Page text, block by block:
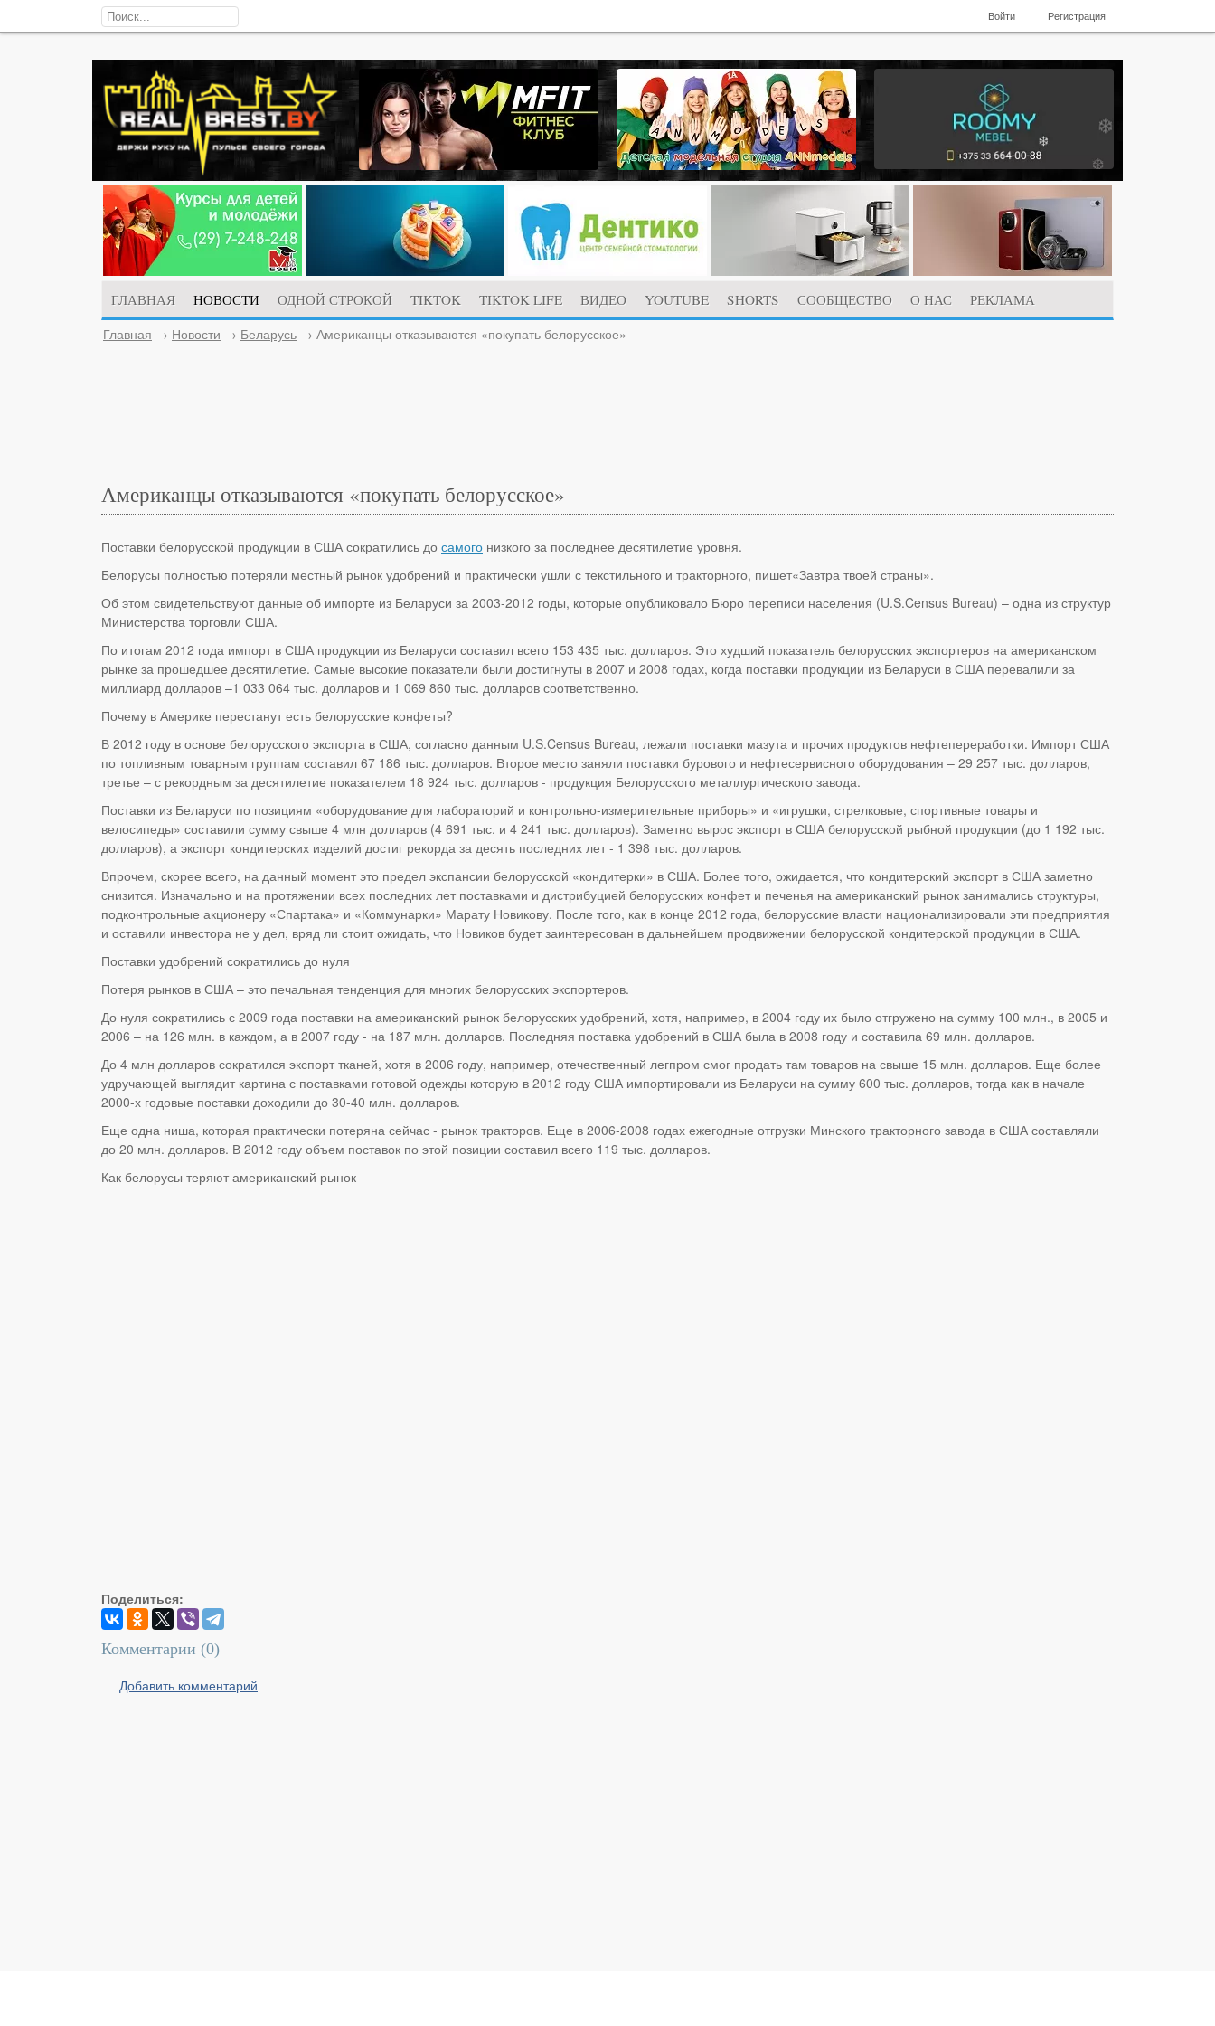
Войти Регистрация
ГЛАВНАЯ НОВОСТИ ОДНОЙ СТРОКОЙ TIKTOK TIKTOK LIFE ВИДЕО YOUTUBE SHORTS СООБЩЕСТВО О НАС
РЕКЛАМА
Главная → Новости → Беларусь → Американцы отказываются «покупать белорусское»
Американцы отказываются «покупать белорусское»
Поставки белорусской продукции в США сократились до самого низкого за последнее десятилетие уровня.
Белорусы полностью потеряли местный рынок удобрений и практически ушли с текстильного и тракторного, пишет«Завтра твоей страны».
Об этом свидетельствуют данные об импорте из Беларуси за 2003-2012 годы, которые опубликовало Бюро переписи населения (U.S.Census Bureau) – одна из структур
Министерства торговли США.
По итогам 2012 года импорт в США продукции из Беларуси составил всего 153 435 тыс. долларов. Это худший показатель белорусских экспортеров на американском
рынке за прошедшее десятилетие. Самые высокие показатели были достигнуты в 2007 и 2008 годах, когда поставки продукции из Беларуси в США перевалили за
миллиард долларов –1 033 064 тыс. долларов и 1 069 860 тыс. долларов соответственно.
Почему в Америке перестанут есть белорусские конфеты?
В 2012 году в основе белорусского экспорта в США, согласно данным U.S.Census Bureau, лежали поставки мазута и прочих продуктов нефтепереработки. Импорт США
по топливным товарным группам составил 67 186 тыс. долларов. Второе место заняли поставки бурового и нефтесервисного оборудования – 29 257 тыс. долларов,
третье – с рекордным за десятилетие показателем 18 924 тыс. долларов - продукция Белорусского металлургического завода.
Поставки из Беларуси по позициям «оборудование для лабораторий и контрольно-измерительные приборы» и «игрушки, стрелковые, спортивные товары и
велосипеды» составили сумму свыше 4 млн долларов (4 691 тыс. и 4 241 тыс. долларов). Заметно вырос экспорт в США белорусской рыбной продукции (до 1 192 тыс.
долларов), а экспорт кондитерских изделий достиг рекорда за десять последних лет - 1 398 тыс. долларов.
Впрочем, скорее всего, на данный момент это предел экспансии белорусской «кондитерки» в США. Более того, ожидается, что кондитерский экспорт в США заметно
снизится. Изначально и на протяжении всех последних лет поставками и дистрибуцией белорусских конфет и печенья на американский рынок занимались структуры,
подконтрольные акционеру «Спартака» и «Коммунарки» Марату Новикову. После того, как в конце 2012 года, белорусские власти национализировали эти предприятия
и оставили инвестора не у дел, вряд ли стоит ожидать, что Новиков будет заинтересован в дальнейшем продвижении белорусской кондитерской продукции в США.
Поставки удобрений сократились до нуля
Потеря рынков в США – это печальная тенденция для многих белорусских экспортеров.
До нуля сократились с 2009 года поставки на американский рынок белорусских удобрений, хотя, например, в 2004 году их было отгружено на сумму 100 млн., в 2005 и
2006 – на 126 млн. в каждом, а в 2007 году - на 187 млн. долларов. Последняя поставка удобрений в США была в 2008 году и составила 69 млн. долларов.
До 4 млн долларов сократился экспорт тканей, хотя в 2006 году, например, отечественный легпром смог продать там товаров на свыше 15 млн. долларов. Еще более
удручающей выглядит картина с поставками готовой одежды которую в 2012 году США импортировали из Беларуси на сумму 600 тыс. долларов, тогда как в начале
2000-х годовые поставки доходили до 30-40 млн. долларов.
Еще одна ниша, которая практически потеряна сейчас - рынок тракторов. Еще в 2006-2008 годах ежегодные отгрузки Минского тракторного завода в США составляли
до 20 млн. долларов. В 2012 году объем поставок по этой позиции составил всего 119 тыс. долларов.
Как белорусы теряют американский рынок
Поделиться:
Комментарии (0)
Добавить комментарий